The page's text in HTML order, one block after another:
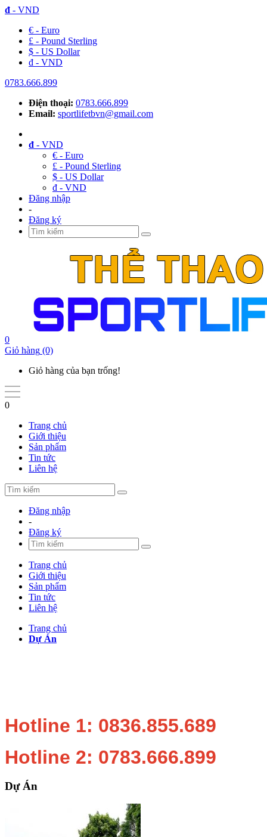
đ - VND
€ - Euro
£ - Pound Sterling
$ - US Dollar
đ - VND
0783.666.899
Điện thoại: 0783.666.899
Email: sportlifetbvn@gmail.com
đ - VND
€ - Euro
£ - Pound Sterling
$ - US Dollar
đ - VND
Đăng nhập
-
Đăng ký
0
Giỏ hàng (0)
Giỏ hàng của bạn trống!
0
Trang chủ
Giới thiệu
Sản phẩm
Tin tức
Liên hệ
Đăng nhập
-
Đăng ký
Trang chủ
Giới thiệu
Sản phẩm
Tin tức
Liên hệ
Trang chủ
Dự Án
Hotline 1: 0836.855.689
Hotline 2: 0783.666.899
Dự Án